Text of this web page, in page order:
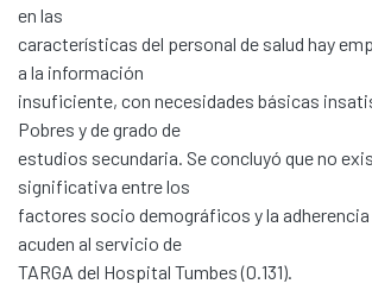
Communities & Collections
All of DSpace
Statistics
en las
características del personal de salud hay
a la información
insuficiente, con necesidades básicas
Pobres y de grado de
estudios secundaria. Se concluyó que no
significativa entre los
factores socio demográficos y la
acuden al servicio de
TARGA del Hospital Tumbes (0.131).